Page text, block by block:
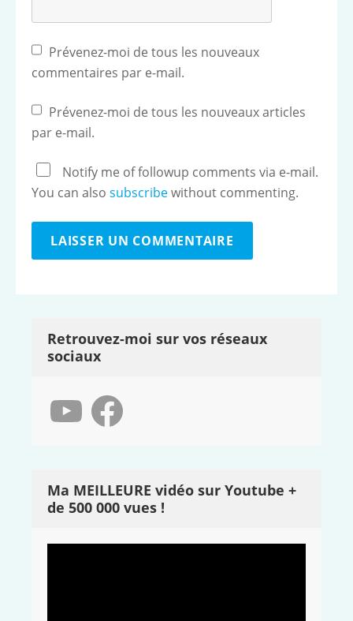
Prévenez-moi de tous les nouveaux
commentaires par e-mail.
Prévenez-moi de tous les nouveaux articles
par e-mail.
Notify me of followup comments via e-mail.
You can also subscribewithout commenting.
Retrouvez-moi sur vos réseaux
sociaux
YouTube Facebook
Ma MEILLEURE vidéo sur Youtube +
de 500 000 vues !